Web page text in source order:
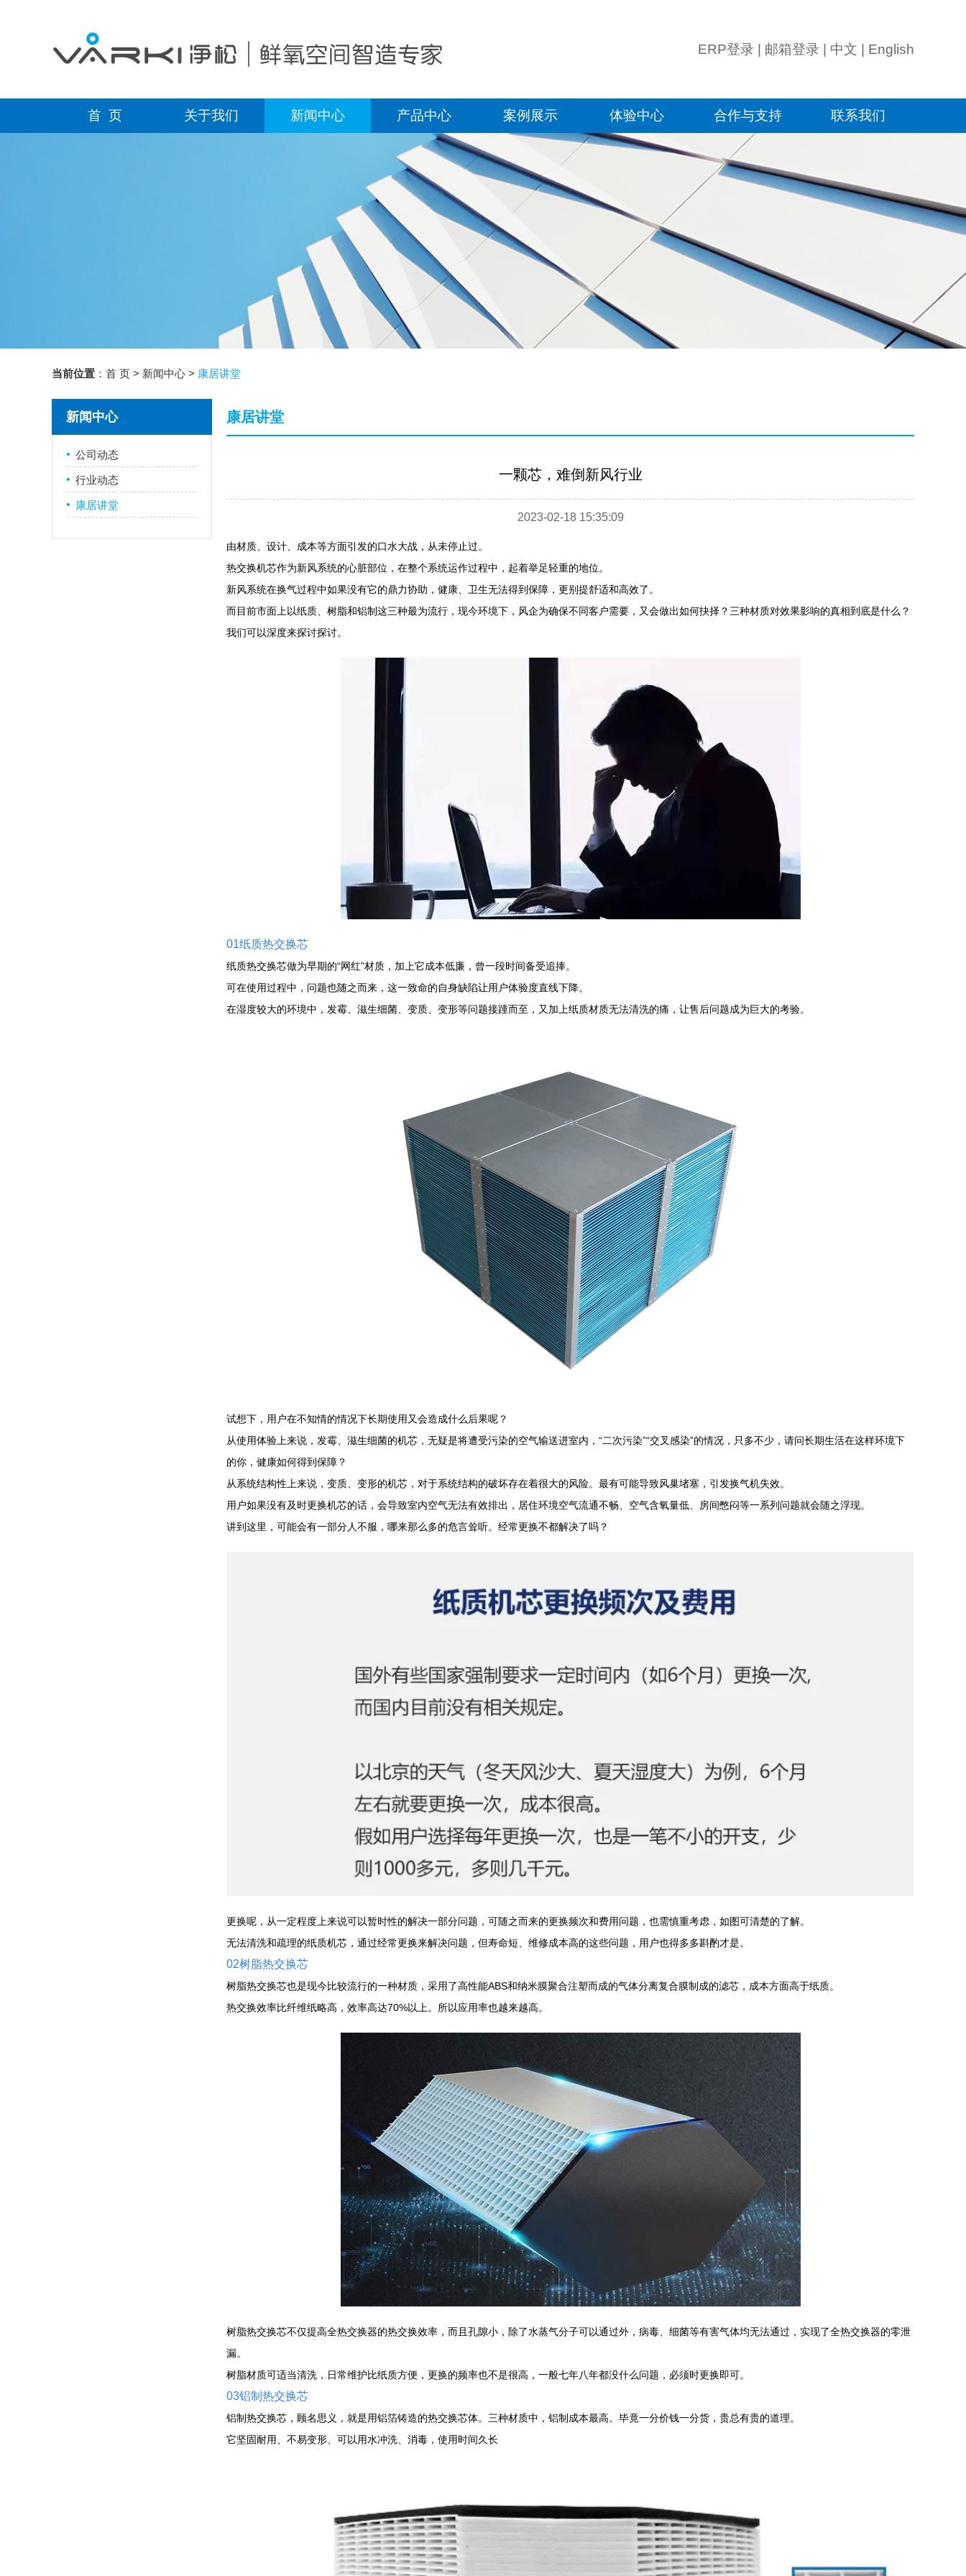
ERP登录 邮箱登录 中文 English
首 页 关于我们 新闻中心 产品中心 案例展示 体验中心 合作与支持 联系我们
当前位置 ： 首 页 > 新闻中心 > 康居讲堂
新闻中心
公司动态
行业动态
康居讲堂
康居讲堂
一颗芯，难倒新风行业
2023-02-18 15:35:09
由材质、设计、成本等方面引发的口水大战，从未停止过。
热交换机芯作为新风系统的心脏部位，在整个系统运作过程中，起着举足轻重的地位。
新风系统在换气过程中如果没有它的鼎力协助，健康、卫生无法得到保障，更别提舒适和高效了。
而目前市面上以纸质、树脂和铝制这三种最为流行，现今环境下，风企为确保不同客户需要，又会做出如何抉择？三种材质对效果影响的真相到底是什么？
我们可以深度来探讨探讨。
01纸质热交换芯
纸质热交换芯做为早期的“网红”材质，加上它成本低廉，曾一段时间备受追捧。
可在使用过程中，问题也随之而来，这一致命的自身缺陷让用户体验度直线下降。
在湿度较大的环境中，发霉、滋生细菌、变质、变形等问题接踵而至，又加上纸质材质无法清洗的痛，让售后问题成为巨大的考验。
试想下，用户在不知情的情况下长期使用又会造成什么后果呢？
从使用体验上来说，发霉、滋生细菌的机芯，无疑是将遭受污染的空气输送进室内，“二次污染”“交叉感染”的情况，只多不少，请问长期生活在这样环境下
的你，健康如何得到保障？
从系统结构性上来说，变质、变形的机芯，对于系统结构的破坏存在着很大的风险。最有可能导致风巢堵塞，引发换气机失效。
用户如果没有及时更换机芯的话，会导致室内空气无法有效排出，居住环境空气流通不畅、空气含氧量低、房间憋闷等一系列问题就会随之浮现。
讲到这里，可能会有一部分人不服，哪来那么多的危言耸听。经常更换不都解决了吗？
更换呢，从一定程度上来说可以暂时性的解决一部分问题，可随之而来的更换频次和费用问题，也需慎重考虑，如图可清楚的了解。
无法清洗和疏理的纸质机芯，通过经常更换来解决问题，但寿命短、维修成本高的这些问题，用户也得多多斟酌才是。
02树脂热交换芯
树脂热交换芯也是现今比较流行的一种材质，采用了高性能ABS和纳米膜聚合注塑而成的气体分离复合膜制成的滤芯，成本方面高于纸质。
热交换效率比纤维纸略高，效率高达70%以上。所以应用率也越来越高。
树脂热交换芯不仅提高全热交换器的热交换效率，而且孔隙小，除了水蒸气分子可以通过外，病毒、细菌等有害气体均无法通过，实现了全热交换器的零泄
漏。
树脂材质可适当清洗，日常维护比纸质方便，更换的频率也不是很高，一般七年八年都没什么问题，必须时更换即可。
03铝制热交换芯
铝制热交换芯，顾名思义，就是用铝箔铸造的热交换芯体。三种材质中，铝制成本最高。毕竟一分价钱一分货，贵总有贵的道理。
它坚固耐用、不易变形、可以用水冲洗、消毒，使用时间久长